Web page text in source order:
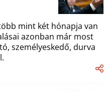
mint két hónapja van
azonban már most
személyeskedő, durva